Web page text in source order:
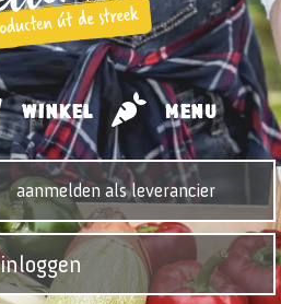
WINKEL MENU
aanmelden als leverancier
inloggen